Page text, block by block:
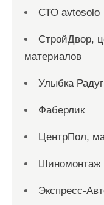
СТО avtosolo
СтройДвор,
материалов
Улыбка
Фаберлик
ЦентрПол,
Шиномонтаж
Экспресс-